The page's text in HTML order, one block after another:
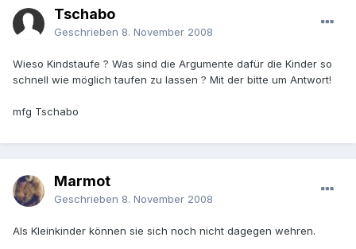
Tschabo
Geschrieben 8. November 2008
Wieso Kindstaufe ? Was sind die Argumente dafür die Kinder so
schnell wie möglich taufen zu lassen ? Mit der bitte um Antwort!
mfg Tschabo
Marmot
Geschrieben 8. November 2008
Als Kleinkinder können sie sich noch nicht dagegen wehren.